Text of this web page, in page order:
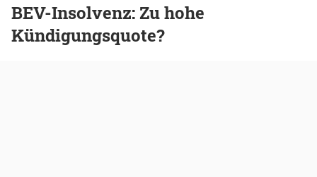
BEV-Insolvenz: Zu hohe
Kündigungsquote?